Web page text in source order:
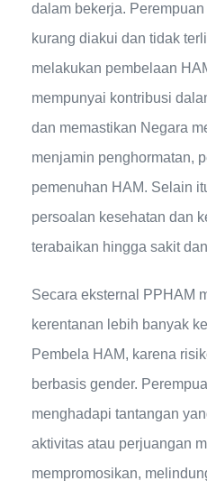
dalam bekerja.
kurang diakui dan tidak
melakukan pembelaan
mempunyai kontribusi
dan memastikan Negara
menjamin penghormatan,
pemenuhan HAM. Selain
persoalan kesehatan dan
terabaikan hingga sakit
Secara eksternal PPHAM
kerentanan lebih banyak
Pembela HAM, karena
berbasis gender.
menghadapi tantangan
aktivitas atau perjuangan
mempromosikan,